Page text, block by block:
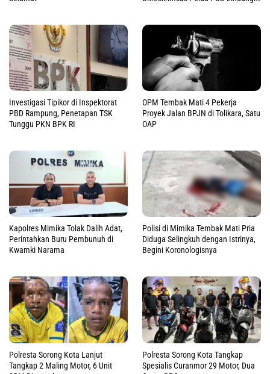
Investigasi Tipikor di Inspektorat
PBD Rampung, Penetapan TSK
Tunggu PKN BPK RI
OPM Tembak Mati 4 Pekerja
Proyek Jalan BPJN di Tolikara, Satu
OAP
Kapolres Mimika Tolak Dalih Adat,
Perintahkan Buru Pembunuh di
Kwamki Narama
Polisi di Mimika Tembak Mati Pria
Diduga Selingkuh dengan Istrinya,
Begini Koronologisnya
Polresta Sorong Kota Lanjut
Tangkap 2 Maling Motor, 6 Unit
Polresta Sorong Kota Tangkap
Spesialis Curanmor 29 Motor, Dua